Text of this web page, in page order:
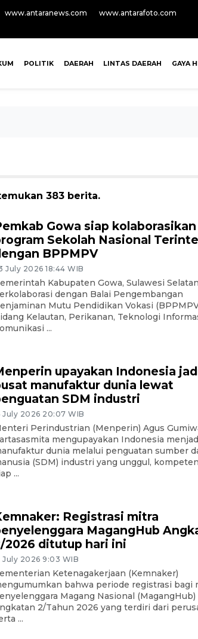
www.antaranews.com
www.antarafoto.com
POLITIK DAERAH LINTAS DAERAH GAYA
383 berita.
Gowa siap kolaborasikan
Sekolah Nasional
BPPMPV
July 2026 18:44 WIB
Kabupaten Gowa, Sulawesi
dengan Balai Pengembangan
Mutu Pendidikan Vokasi
Kelautan, Perikanan, Teknologi
...
upayakan Indonesia
manufaktur dunia lewat
SDM industri
July 2026 20:07 WIB
Perindustrian (Menperin) Agus
mengupayakan Indonesia
dunia melalui penguatan sumber
(SDM) industri yang unggul,
...
Registrasi mitra
MagangHub
2026 ditutup hari ini
July 2026 9:03 WIB
Ketenagakerjaan (Kemnaker)
bahwa periode registrasi bagi
Magang Nasional (MagangHub)
2/Tahun 2026 yang terdiri dari
...